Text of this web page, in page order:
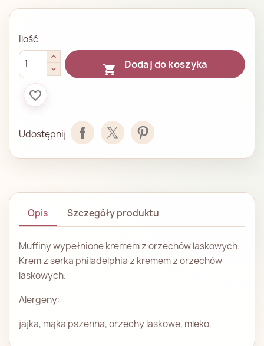
Ilość
 Dodaj do koszyka
favorite_border
Udostępnij
Opis Szczegóły produktu
Muffiny wypełnione kremem z orzechów laskowych.
Krem z serka philadelphia z kremem z orzechów
laskowych.
Alergeny:
jajka, mąka pszenna, orzechy laskowe, mleko.